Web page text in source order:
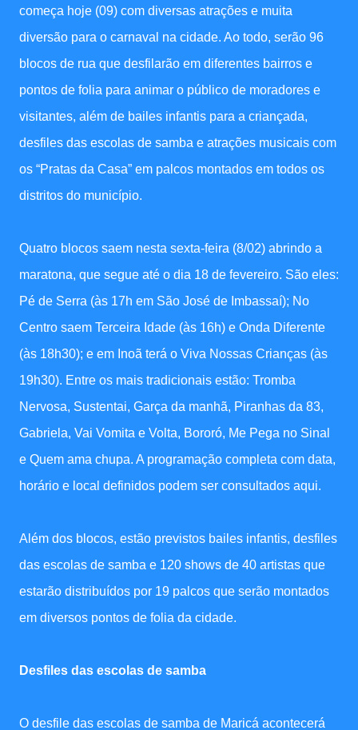
começa hoje (09) com diversas atrações e muita
diversão para o carnaval na cidade. Ao todo, serão 96
blocos de rua que desfilarão em diferentes bairros e
pontos de folia para animar o público de moradores e
visitantes, além de bailes infantis para a criançada,
desfiles das escolas de samba e atrações musicais com
os “Pratas da Casa” em palcos montados em todos os
distritos do município.
Quatro blocos saem nesta sexta-feira (8/02) abrindo a
maratona, que segue até o dia 18 de fevereiro. São eles:
Pé de Serra (às 17h em São José de Imbassaí); No
Centro saem Terceira Idade (às 16h) e Onda Diferente
(às 18h30); e em Inoã terá o Viva Nossas Crianças (às
19h30). Entre os mais tradicionais estão: Tromba
Nervosa, Sustentai, Garça da manhã, Piranhas da 83,
Gabriela, Vai Vomita e Volta, Bororó, Me Pega no Sinal
e Quem ama chupa. A programação completa com data,
horário e local definidos podem ser consultados aqui.
Além dos blocos, estão previstos bailes infantis, desfiles
das escolas de samba e 120 shows de 40 artistas que
estarão distribuídos por 19 palcos que serão montados
em diversos pontos de folia da cidade.
Desfiles das escolas de samba
O desfile das escolas de samba de Maricá acontecerá